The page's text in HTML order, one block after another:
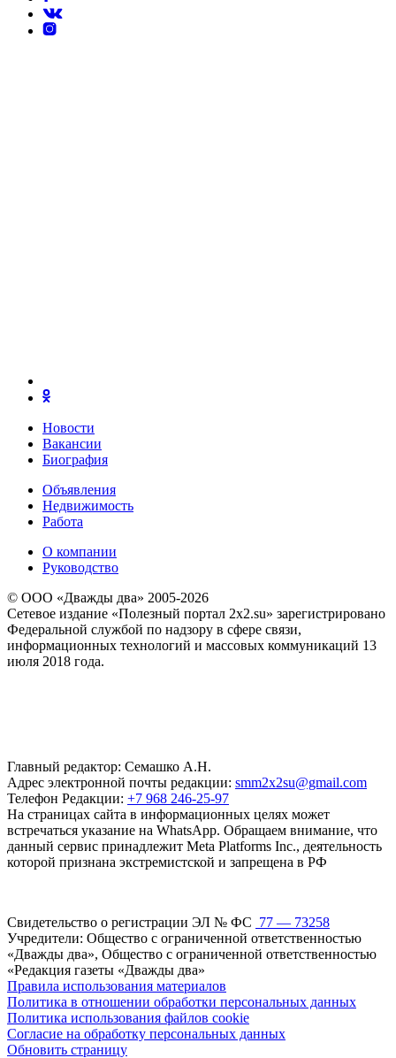
Новости
Вакансии
Биография
Объявления
Недвижимость
Работа
О компании
Руководство
© ООО «Дважды два» 2005-2026
Сетевое издание «Полезный портал 2x2.su» зарегистрировано
Федеральной службой по надзору в сфере связи,
информационных технологий и массовых коммуникаций 13
июля 2018 года.
Главный редактор: Семашко А.Н.
Адрес электронной почты редакции: smm2x2su@gmail.com
Телефон Редакции: +7 968 246-25-97
На страницах сайта в информационных целях может
встречаться указание на WhatsApp. Обращаем внимание, что
данный сервис принадлежит Meta Platforms Inc., деятельность
которой признана экстремистской и запрещена в РФ
Свидетельство о регистрации ЭЛ № ФС 77 — 73258
Учредители: Общество с ограниченной ответственностью
«Дважды два», Общество с ограниченной ответственностью
«Редакция газеты «Дважды два»
Правила использования материалов
Политика в отношении обработки персональных данных
Политика использования файлов cookie
Согласие на обработку персональных данных
Обновить страницу